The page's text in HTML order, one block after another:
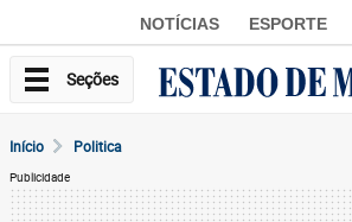
NOTÍCIAS ESPORTE
Seções
Início Politica
Publicidade